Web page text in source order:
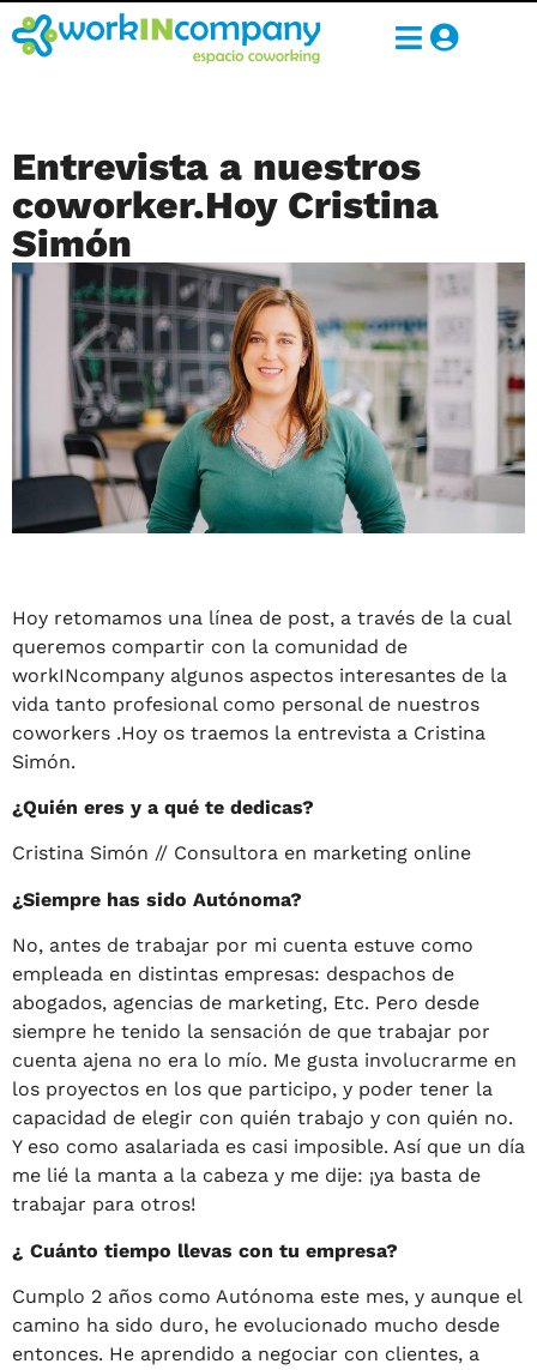
Entrevista a nuestros
coworker.Hoy Cristina
Simón
Hoy retomamos una línea de post, a través de la cual
queremos compartir con la comunidad de
workINcompany algunos aspectos interesantes de la
vida tanto profesional como personal de nuestros
coworkers .Hoy os traemos la entrevista a Cristina
Simón.
¿Quién eres y a qué te dedicas?
Cristina Simón // Consultora en marketing online
¿Siempre has sido Autónoma?
No, antes de trabajar por mi cuenta estuve como
empleada en distintas empresas: despachos de
abogados, agencias de marketing, Etc. Pero desde
siempre he tenido la sensación de que trabajar por
cuenta ajena no era lo mío. Me gusta involucrarme en
los proyectos en los que participo, y poder tener la
capacidad de elegir con quién trabajo y con quién no.
Y eso como asalariada es casi imposible. Así que un día
me lié la manta a la cabeza y me dije: ¡ya basta de
trabajar para otros!
¿ Cuánto tiempo llevas con tu empresa?
Cumplo 2 años como Autónoma este mes, y aunque el
camino ha sido duro, he evolucionado mucho desde
entonces. He aprendido a negociar con clientes, a